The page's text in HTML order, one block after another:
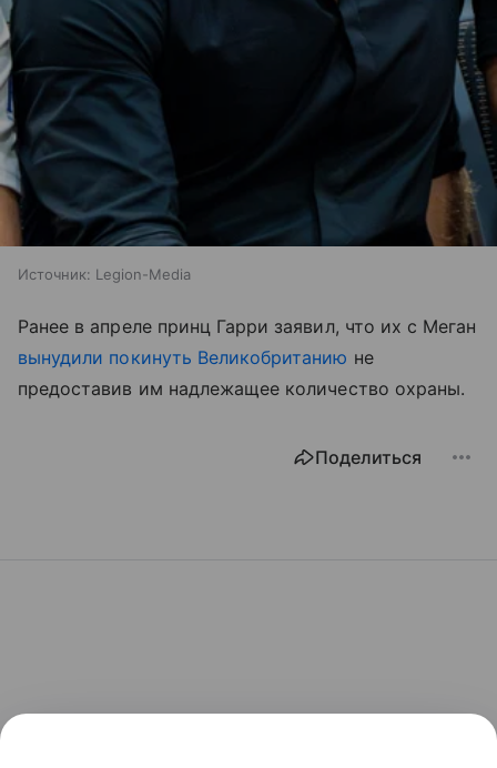
Источник: Legion-Media
Ранее в апреле принц Гарри заявил, что их с Меган
вынудили покинуть Великобританию не
предоставив им надлежащее количество охраны.
Поделиться